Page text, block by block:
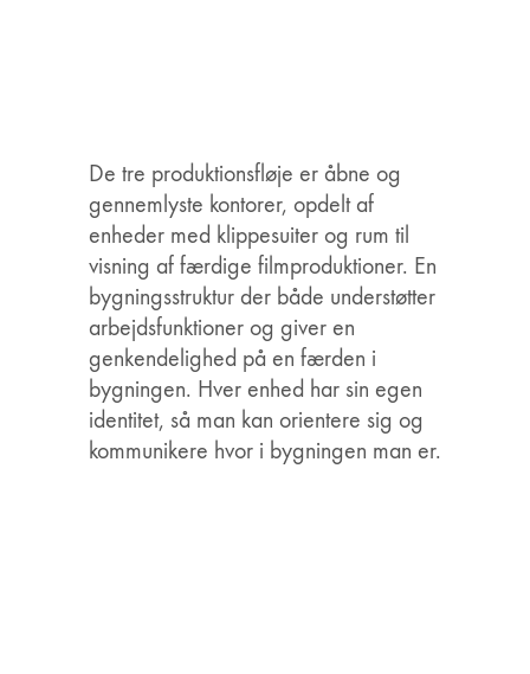
De tre produktionsfløje er åbne og
gennemlyste kontorer, opdelt af
enheder med klippesuiter og rum til
visning af færdige filmproduktioner. En
bygningsstruktur der både understøtter
arbejdsfunktioner og giver en
genkendelighed på en færden i
bygningen. Hver enhed har sin egen
identitet, så man kan orientere sig og
kommunikere hvor i bygningen man er.